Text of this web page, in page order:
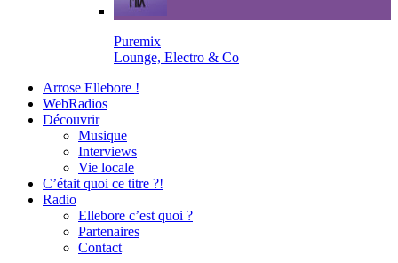
Puremix
Lounge, Electro & Co
Arrose Ellebore !
WebRadios
Découvrir
Musique
Interviews
Vie locale
C’était quoi ce titre ?!
Radio
Ellebore c’est quoi ?
Partenaires
Contact